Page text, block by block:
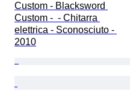
Custom - Blacksword
Custom -  - Chitarra
elettrica - Sconosciuto -
2010